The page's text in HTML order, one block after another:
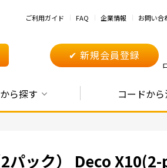
ご利用ガイド FAQ 企業情報 お問い合
✔ 新規会員登録
ら探す コードか
パック） Deco